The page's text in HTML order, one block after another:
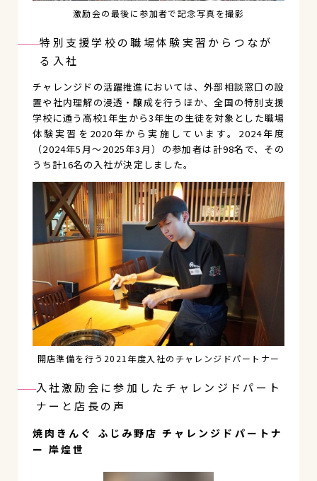
激励会の最後に参加者で記念写真を撮影
特別支援学校の職場体験実習からつなが
る入社
チャレンジドの活躍推進においては、外部相談窓口の設
置や社内理解の浸透・醸成を行うほか、全国の特別支援
学校に通う高校1年生から3年生の生徒を対象とした職場
体験実習を2020年から実施しています。2024年度
（2024年5月～2025年3月）の参加者は計98名で、その
うち計16名の入社が決定しました。
開店準備を行う2021年度入社のチャレンジドパートナー
入社激励会に参加したチャレンジドパート
ナーと店長の声
焼肉きんぐ ふじみ野店 チャレンジドパートナ
ー 岸煌世